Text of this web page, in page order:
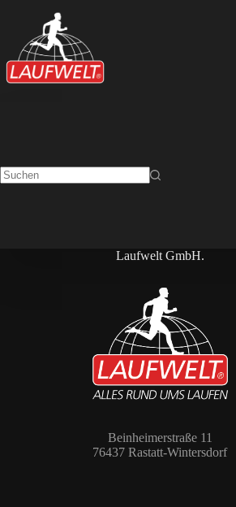
Laufwelt GmbH.
Beinheimerstraße 11
76437 Rastatt-Wintersdorf